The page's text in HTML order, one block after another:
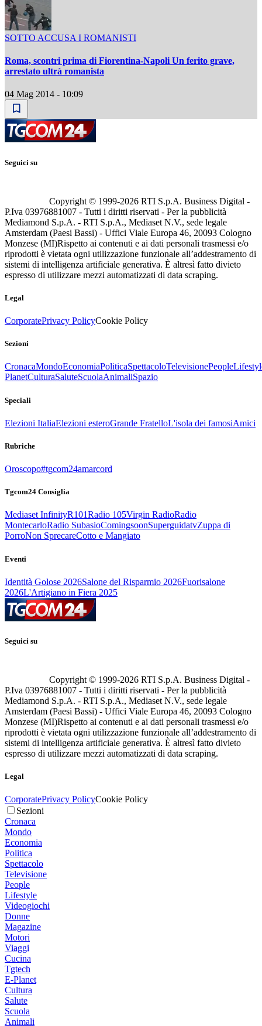
SOTTO ACCUSA I ROMANISTI
Roma, scontri prima di Fiorentina-Napoli Un ferito grave,
arrestato ultrà romanista
04 Mag 2014 - 10:09
Seguici su
Copyright © 1999-2026 RTI S.p.A. Business Digital -
P.Iva 03976881007 - Tutti i diritti riservati - Per la pubblicità
Mediamond S.p.A. - RTI S.p.A., Mediaset N.V., sede legale
Amsterdam (Paesi Bassi) - Uffici Viale Europa 46, 20093 Cologno
Monzese (MI)Rispetto ai contenuti e ai dati personali trasmessi e/o
riprodotti è vietata ogni utilizzazione funzionale all’addestramento di
sistemi di intelligenza artificiale generativa. È altresì fatto divieto
espresso di utilizzare mezzi automatizzati di data scraping.
Legal
CorporatePrivacy PolicyCookie Policy
Sezioni
CronacaMondoEconomiaPoliticaSpettacoloTelevisionePeople
PlanetCulturaSaluteScuolaAnimaliSpazio
Speciali
Elezioni ItaliaElezioni esteroGrande FratelloL'isola dei famosiAmici
Rubriche
Oroscopo#tgcom24amarcord
Tgcom24 Consiglia
Mediaset InfinityR101Radio 105Virgin RadioRadio
MontecarloRadio SubasioComingsoonSuperguidatvZuppa di
PorroNon SprecareCotto e Mangiato
Eventi
Identità Golose 2026Salone del Risparmio 2026Fuorisalone
2026L'Artigiano in Fiera 2025
Seguici su
Copyright © 1999-2026 RTI S.p.A. Business Digital -
P.Iva 03976881007 - Tutti i diritti riservati - Per la pubblicità
Mediamond S.p.A. - RTI S.p.A., Mediaset N.V., sede legale
Amsterdam (Paesi Bassi) - Uffici Viale Europa 46, 20093 Cologno
Monzese (MI)Rispetto ai contenuti e ai dati personali trasmessi e/o
riprodotti è vietata ogni utilizzazione funzionale all’addestramento di
sistemi di intelligenza artificiale generativa. È altresì fatto divieto
espresso di utilizzare mezzi automatizzati di data scraping.
Legal
CorporatePrivacy PolicyCookie Policy
Sezioni
Cronaca
Mondo
Economia
Politica
Spettacolo
Televisione
People
Lifestyle
Videogiochi
Donne
Magazine
Motori
Viaggi
Cucina
Tgtech
E-Planet
Cultura
Salute
Scuola
Animali